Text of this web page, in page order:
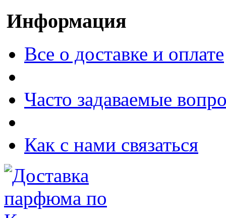
Информация
Все о доставке и оплате
Часто задаваемые
Как с нами связаться